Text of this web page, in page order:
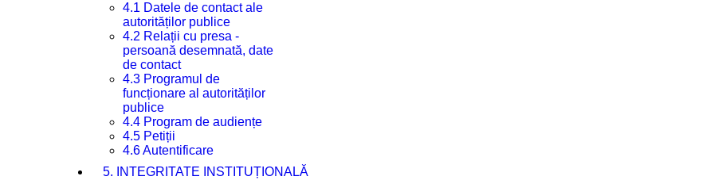
4.1 Datele de contact ale
autorităților publice
4.2 Relații cu presa -
persoană desemnată, date
de contact
4.3 Programul de
funcționare al autorităților
publice
4.4 Program de audiențe
4.5 Petiții
4.6 Autentificare
5. INTEGRITATE INSTITUȚIONALĂ